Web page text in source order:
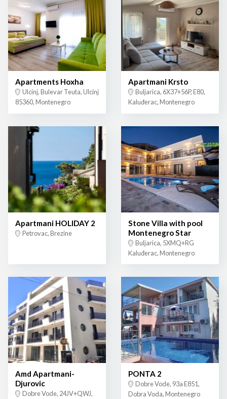
Apartments Hoxha
Ulcinj, Bulevar Teuta, Ulcinj
85360, Montenegro
Apartmani Krsto
Buljarica, 6X37+56P, E80,
Kaluđerac, Montenegro
Apartmani HOLIDAY 2
Petrovac, Brezine
Stone Villa with pool
Montenegro Star
Buljarica, 5XMQ+RG
Kaluđerac, Montenegro
Amd Apartmani-
Djurovic
Dobre Vode, 24JV+QWJ,
PONTA 2
Dobre Vode, 93a E851,
Dobra Voda, Montenegro